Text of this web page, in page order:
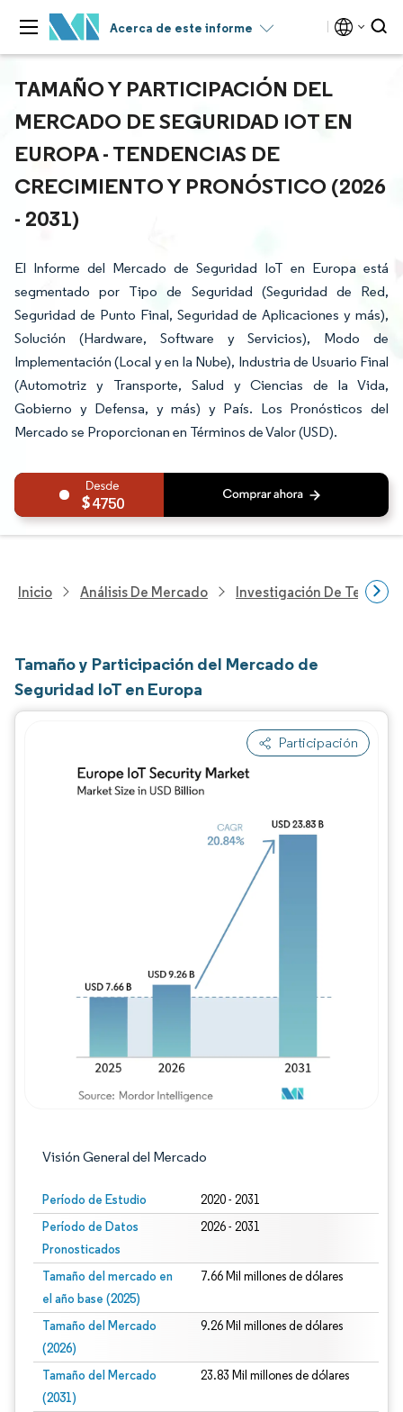
Acerca de este informe
TAMAÑO Y PARTICIPACIÓN DEL
MERCADO DE SEGURIDAD IOT EN
EUROPA - TENDENCIAS DE
CRECIMIENTO Y PRONÓSTICO (2026
- 2031)
El Informe del Mercado de Seguridad IoT en Europa está
segmentado por Tipo de Seguridad (Seguridad de Red,
Seguridad de Punto Final, Seguridad de Aplicaciones y más),
Solución (Hardware, Software y Servicios), Modo de
Implementación (Local y en la Nube), Industria de Usuario Final
(Automotriz y Transporte, Salud y Ciencias de la Vida,
Gobierno y Defensa, y más) y País. Los Pronósticos del
Mercado se Proporcionan en Términos de Valor (USD).
4750
Inicio Análisis De Mercado Investigación De
Tamaño y Participación del Mercado de
Seguridad IoT en Europa
Participación
Visión General del Mercado
Período de Estudio 2020 - 2031
Período de Datos
Pronosticados
2026 - 2031
Tamaño del mercado en
el año base (2025)
7.66 Mil millones de dólares
Tamaño del Mercado
(2026)
9.26 Mil millones de dólares
Tamaño del Mercado
(2031)
23.83 Mil millones de dólares
Imagen © Mordor Intelligence. El uso